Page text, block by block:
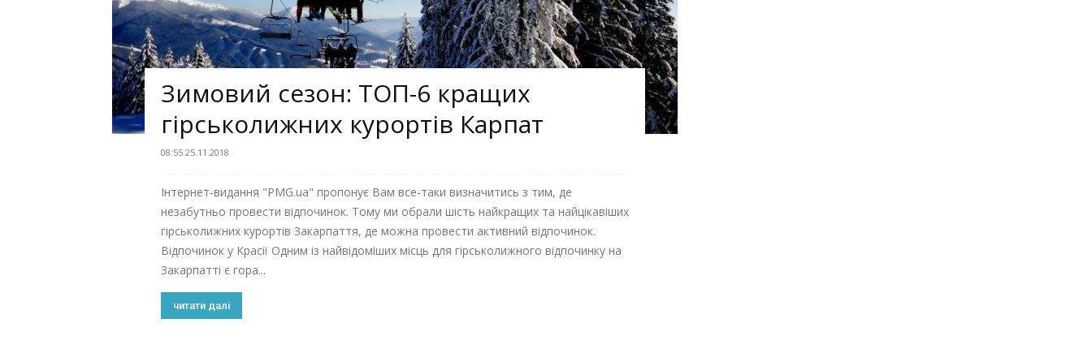
Зимовий сезон: ТОП-6 кращих
гірськолижних курортів Карпат
08:55 25.11.2018
Інтернет-видання "PMG.ua" пропонує Вам все-таки визначитись з тим, де
незабутньо провести відпочинок. Тому ми обрали шість найкращих та найцікавіших
гірськолижних курортів Закарпаття, де можна провести активний відпочинок.
Відпочинок у Красії Одним із найвідоміших місць для гірськолижного відпочинку на
Закарпатті є гора...
читати далі